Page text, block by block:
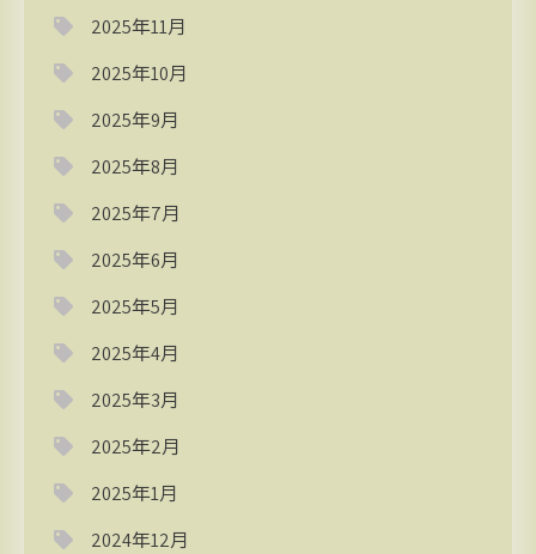
2025年11月
2025年10月
2025年9月
2025年8月
2025年7月
2025年6月
2025年5月
2025年4月
2025年3月
2025年2月
2025年1月
2024年12月